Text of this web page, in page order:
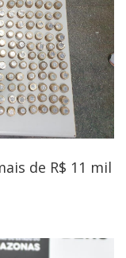
de R$ 11 mil